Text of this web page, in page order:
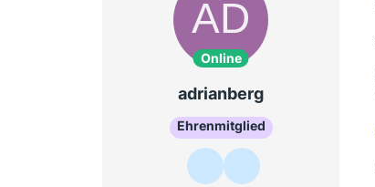
Online
adrianberg
Ehrenmitglied